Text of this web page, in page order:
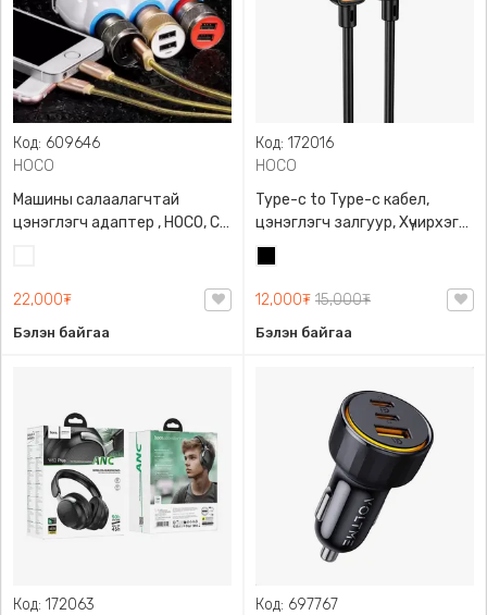
Код: 609646
HOCO
Машины салаалагчтай
цэнэглэгч адаптер , HOCO, C1,
Хурдан цэнэглэх
22,000₮
Бэлэн байгаа
Код: 172016
HOCO
Type-c to Type-c кабел,
цэнэглэгч залгуур, Хүчирхэг
60W PD, хурдан
цэнэглэлттэй, Benefit
silicone charging data cable,
силикон материалтай
12,000₮ 15,000₮
Бэлэн байгаа
Код: 172063
Код: 697767